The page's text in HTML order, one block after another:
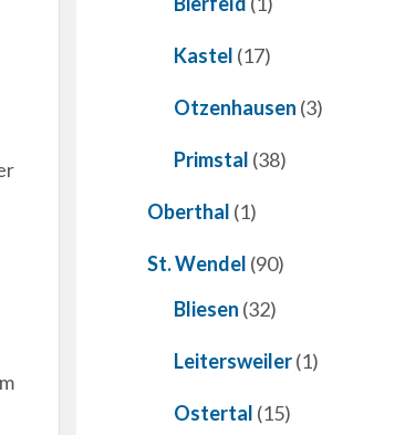
Kastel (17)
Otzenhausen (3)
Primstal (38)
Oberthal (1)
St. Wendel (90)
Bliesen (32)
Leitersweiler(1)
Ostertal (15)